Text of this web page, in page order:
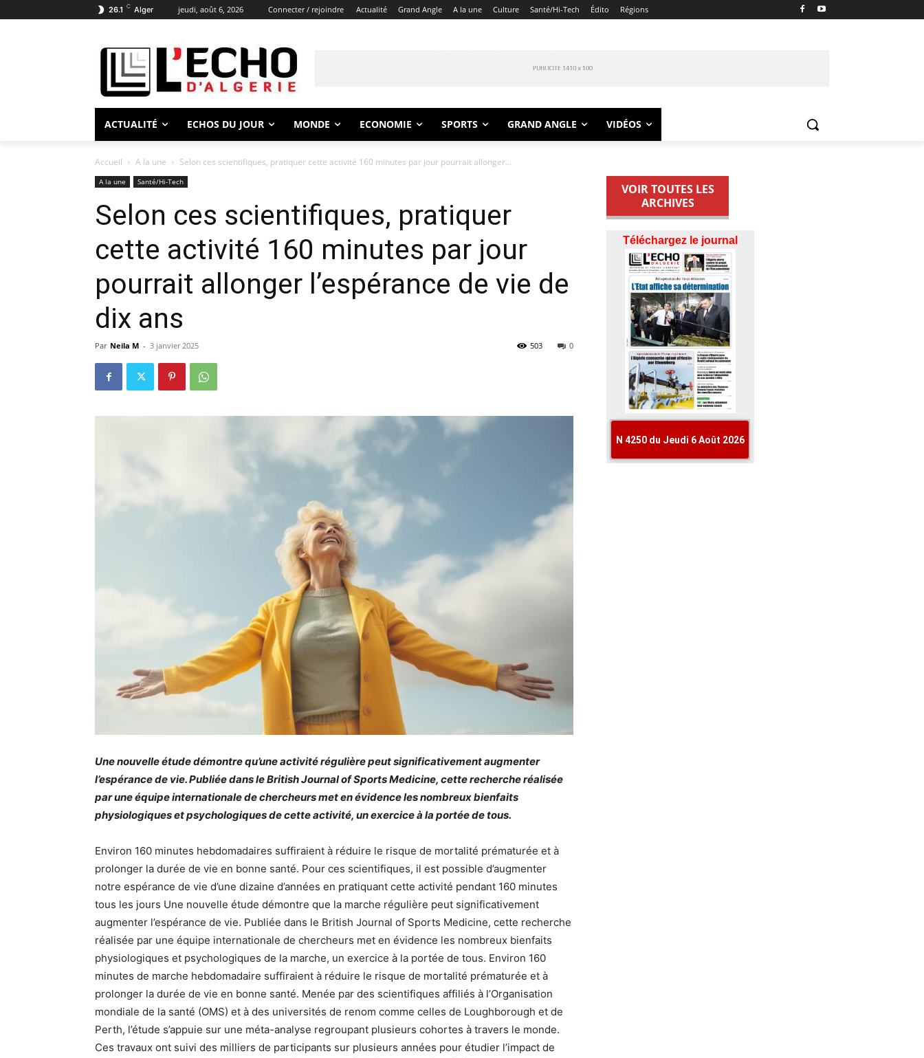
26.1 C Alger jeudi, août 6, 2026 Connecter / rejoindre Actualité Grand Angle A la une Culture Santé/Hi-Tech Édito Régions
ACTUALITÉ ECHOS DU JOUR MONDE ECONOMIE SPORTS GRAND ANGLE VIDÉOS
Accueil A la une Selon ces scientifiques, pratiquer cette activité 160 minutes par jour pourrait allonger...
A la une Santé/Hi-Tech
Selon ces scientifiques, pratiquer
cette activité 160 minutes par jour
pourrait allonger l’espérance de vie de
dix ans
Par Neila M - 3 janvier 2025 0
503
Une nouvelle étude démontre qu’une activité régulière peut significativement augmenter
l’espérance de vie. Publiée dans le British Journal of Sports Medicine, cette recherche réalisée
par une équipe internationale de chercheurs met en évidence les nombreux bienfaits
physiologiques et psychologiques de cette activité, un exercice à la portée de tous.
Environ 160 minutes hebdomadaires suffiraient à réduire le risque de mortalité prématurée et à
prolonger la durée de vie en bonne santé. Pour ces scientifiques, il est possible d’augmenter
notre espérance de vie d’une dizaine d’années en pratiquant cette activité pendant 160 minutes
tous les jours Une nouvelle étude démontre que la marche régulière peut significativement
augmenter l’espérance de vie. Publiée dans le British Journal of Sports Medicine, cette recherche
réalisée par une équipe internationale de chercheurs met en évidence les nombreux bienfaits
physiologiques et psychologiques de la marche, un exercice à la portée de tous. Environ 160
minutes de marche hebdomadaire suffiraient à réduire le risque de mortalité prématurée et à
prolonger la durée de vie en bonne santé. Menée par des scientifiques affiliés à l’Organisation
mondiale de la santé (OMS) et à des universités de renom comme celles de Loughborough et de
Perth, l’étude s’appuie sur une méta-analyse regroupant plusieurs cohortes à travers le monde.
Ces travaux ont suivi des milliers de participants sur plusieurs années pour étudier l’impact de
VOIR TOUTES LES
ARCHIVES